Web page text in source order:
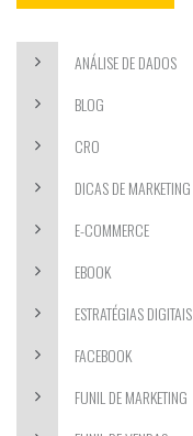
ANÁLISE DE DADOS
BLOG
CRO
DICAS DE MARKETING
E-COMMERCE
EBOOK
ESTRATÉGIAS DIGITAIS
FACEBOOK
FUNIL DE MARKETING